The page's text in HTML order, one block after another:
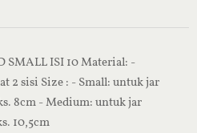
SMALL ISI 10 Material: -
2 sisi Size : - Small: untuk jar
8cm - Medium: untuk jar
10,5cm